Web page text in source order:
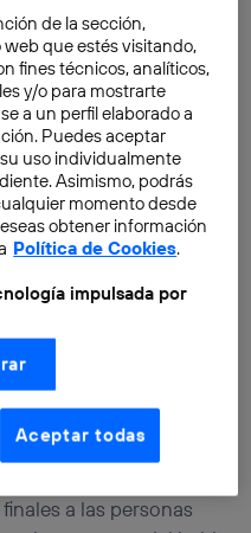
beneficio
a las personas
de la sección,
que estés visitando,
fines técnicos, analíticos,
y/o para mostrarte
a un perfil elaborado a
Puedes aceptar
uso individualmente
Asimismo, podrás
momento desde
obtener información
Política de Cookies.
impulsada por
la tecnología Utiq para
digital o análisis
de consentimiento)
web(s)
una conexión a
por una de las
y otorgas tu
con la privacidad como
Aceptar todas